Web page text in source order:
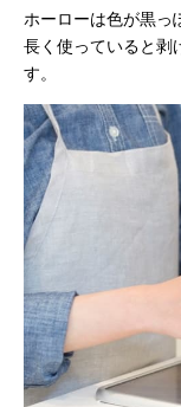
ホーローは色が黒っ
長く使っていると剥
す。